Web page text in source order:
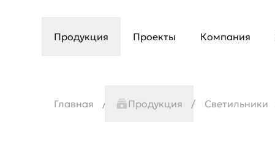
Продукция Проекты Компания
Главная Продукция Светильники